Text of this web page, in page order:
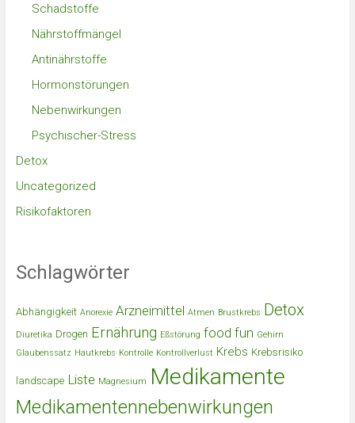
Schadstoffe
Nährstoffmängel
Antinährstoffe
Hormonstörungen
Nebenwirkungen
Psychischer-Stress
Detox
Uncategorized
Risikofaktoren
Schlagwörter
Abhängigkeit Anorexie Arzneimittel Atmen Brustkrebs Detox
Diuretika Drogen Ernährung Eßstörung food fun Gehirn
Glaubenssatz Hautkrebs Kontrolle Kontrollverlust Krebs Krebsrisiko
landscape Liste Magnesium Medikamente
Medikamentennebenwirkungen